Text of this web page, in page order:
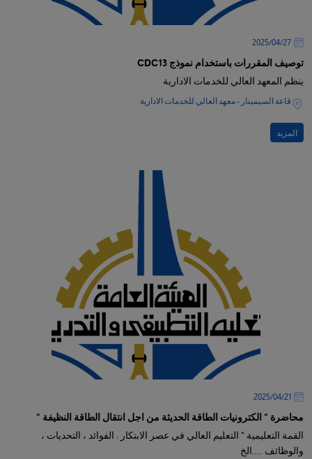
27‏/04‏/2025
توصيف المقررات باستخدام نموذج CDC13
ينظم المعهد العالي للخدمات الادارية
قاعة السيمينار - معهد العالي للخدمات الادارية
المزيد
21‏/04‏/2025
محاضرة " الكترونيات الطاقة الحديثة من اجل انتقال الطاقة النظيفة "
القمة التعليمية " التعليم العالي في عصر الابتكار : الفوائد ، التحديات ،
والوظائف .....الخ